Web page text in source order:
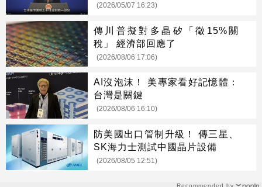
Recommended by
(2026/05/07 16:23)
傳川普擬對多晶矽「徵15%關
稅」 經濟部回應了
(2026/08/06 17:06)
AI沒泡沫！ 美專家看好記憶體：
台灣是關鍵
(2026/08/06 16:10)
防美國出口管制升級！ 傳三星、
SK海力士測試中國晶片設備
(2026/08/05 12:51)